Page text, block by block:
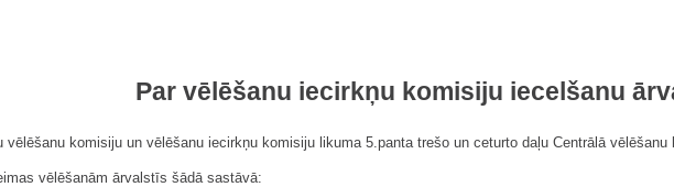
Par vēlēšanu iecirkņu komisiju iecelšanu
vēlēšanu komisiju un vēlēšanu iecirkņu komisiju likuma 5.panta trešo un ceturto daļu Centrālā vēlēšanu
vēlēšanām ārvalstīs šādā sastāvā: